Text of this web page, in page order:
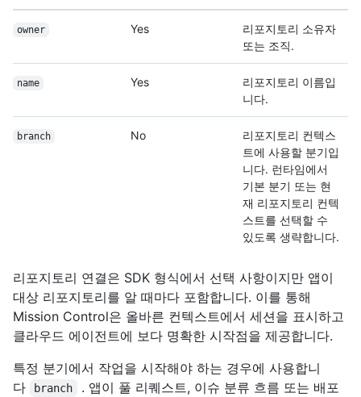
owner Yes
리포지토리 소유자
또는 조직.
name Yes
리포지토리 이름입
니다.
branch No
리포지토리 컨텍스
트에 사용할 분기입
니다. 런타임에서
기본 분기 또는 현
재 리포지토리 컨텍
스트를 선택할 수
있도록 생략합니다.
리포지토리 연결은 SDK 형식에서 선택 사항이지만 앱이
대상 리포지토리를 알 때마다 포함합니다. 이를 통해
Mission Control은 올바른 컨텍스트에서 세션을 표시하고
클라우드 에이전트에 보다 명확한 시작점을 제공합니다.
특정 분기에서 작업을 시작해야 하는 경우에 사용합니
다
branch
. 앱이 풀 리퀘스트, 이슈 분류 흐름 또는 배포